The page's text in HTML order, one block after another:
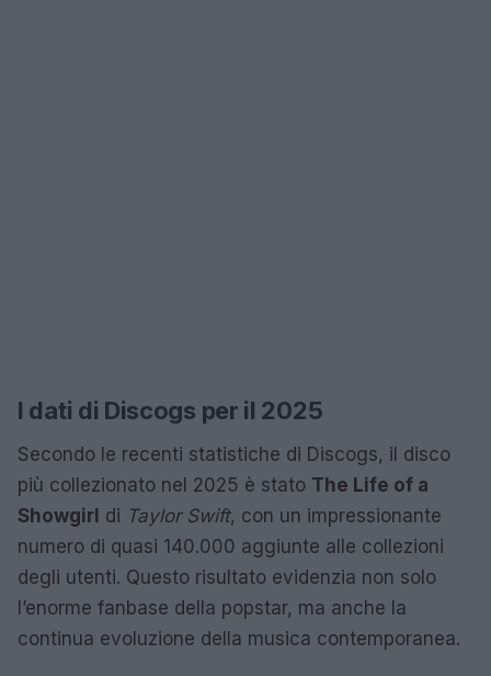
I dati di Discogs per il 2025
Secondo le recenti statistiche di Discogs, il disco
più collezionato nel 2025 è stato The Life of a
Showgirl di Taylor Swift, con un impressionante
numero di quasi 140.000 aggiunte alle collezioni
degli utenti. Questo risultato evidenzia non solo
l’enorme fanbase della popstar, ma anche la
continua evoluzione della musica contemporanea.